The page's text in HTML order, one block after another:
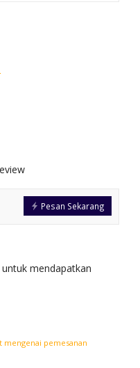
Pesan Sekarang
mendapatkan
pemesanan